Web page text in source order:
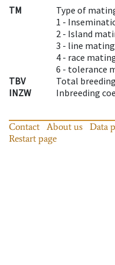
TM
Type of
1 -
2 - Island
3 - line
4 - race
6 - tolerance
TBV
Total
INZW
Inbreeding
Contact About us Data
Restart page